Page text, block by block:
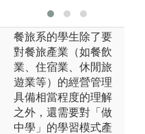
餐旅系的學生除了要
對餐旅產業（如餐飲
業、住宿業、休閒旅
遊業等）的經營管理
具備相當程度的理解
之外，還需要對「做
中學」的學習模式產